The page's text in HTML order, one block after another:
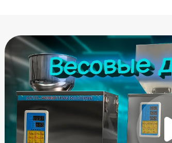
качественное исполнение из
компактная вертикальная
пространство;
высокая мобильность за счет рамы со
удобная загрузка продукта;
современная, интуитивно понятная
Заказать весовой
нашем сайте. Наши менеджеры готовы
вопросы.